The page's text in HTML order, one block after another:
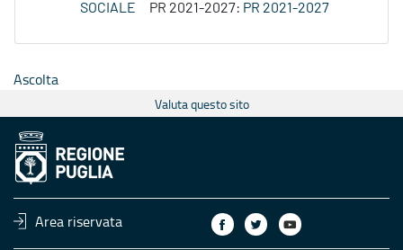
SOCIALE
PR 2021-2027: PR 2021-2027
Ascolta
Valuta questo sito
Area riservata